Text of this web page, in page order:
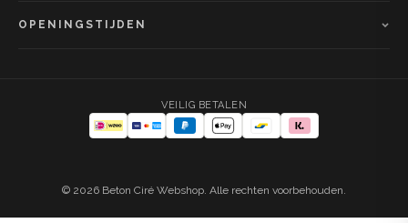
OPENINGSTIJDEN
VEILIG BETALEN
© 2026 Beton Ciré Webshop. Alle rechten voorbehouden.